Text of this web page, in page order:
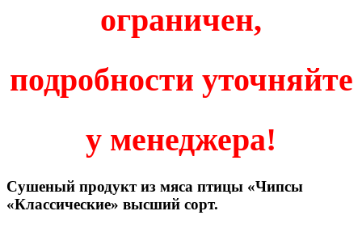
ограничен,
подробности уточняйте
у менеджера!
Сушеный продукт из мяса птицы «Чипсы
«Классические» высший сорт.